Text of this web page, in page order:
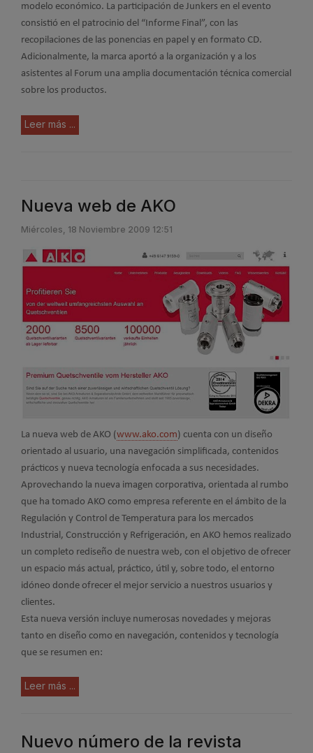
modelo económico. La participación de Junkers en el evento
consistió en el patrocinio del “Informe Final”, con las
recopilaciones de las ponencias en papel y en formato CD.
Adicionalmente, la marca aportó a la organización y a los
asistentes al Forum una amplia documentación técnica comercial
sobre los productos.
Leer más ...
Nueva web de AKO
Miércoles, 18 Noviembre 2009 12:51
La nueva web de AKO (www.ako.com) cuenta con un diseño
orientado al usuario, una navegación simplificada, contenidos
prácticos y nueva tecnología enfocada a sus necesidades.
Aprovechando la nueva imagen corporativa, orientada al rumbo
que ha tomado AKO como empresa referente en el ámbito de la
Regulación y Control de Temperatura para los mercados
Industrial, Construcción y Refrigeración, en AKO hemos realizado
un completo rediseño de nuestra web, con el objetivo de ofrecer
un espacio más actual, práctico, útil y, sobre todo, el entorno
idóneo donde ofrecer el mejor servicio a nuestros usuarios y
clientes.
Esta nueva versión incluye numerosas novedades y mejoras
tanto en diseño como en navegación, contenidos y tecnología
que se resumen en:
Leer más ...
Nuevo número de la revista